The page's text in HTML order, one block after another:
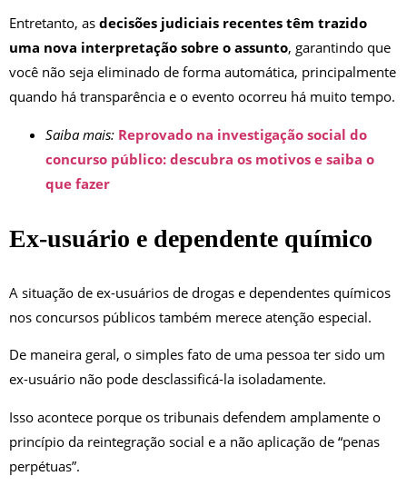
Entretanto, as decisões judiciais recentes têm trazido
uma nova interpretação sobre o assunto, garantindo que
você não seja eliminado de forma automática, principalmente
quando há transparência e o evento ocorreu há muito tempo.
Saiba mais: Reprovado na investigação social do
concurso público: descubra os motivos e saiba o
que fazer
Ex-usuário e dependente químico
A situação de ex-usuários de drogas e dependentes químicos
nos concursos públicos também merece atenção especial.
De maneira geral, o simples fato de uma pessoa ter sido um
ex-usuário não pode desclassificá-la isoladamente.
Isso acontece porque os tribunais defendem amplamente o
princípio da reintegração social e a não aplicação de “penas
perpétuas”.